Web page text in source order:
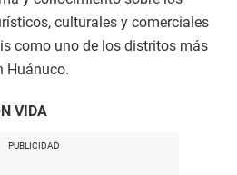
culturales y comerciales
como uno de los distritos más
Huánuco.
VIDA